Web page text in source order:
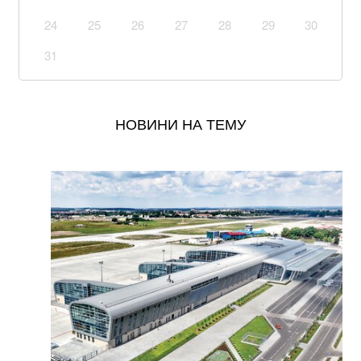
Зеленський задовольнив "власне рішення"
Стефанішиної та звільнив її з посади посла України у
Водна поліція Ковельського району патрулює
Окупанти завдали удару по мосту у Чернігівській
Уряд розширив повноваження військкоматів: що
тепер можуть ТЦК
Українка придбала куртку у польському секонд-
хенді і знайшла в кишені неймовірного листа
В Бахмуті поранено трьох бійців закарпатського
батальйону “Сонечко”, один у важкому стані (відео)
24
25 26 27 28 29
30
31
НОВИНИ НА ТЕМУ